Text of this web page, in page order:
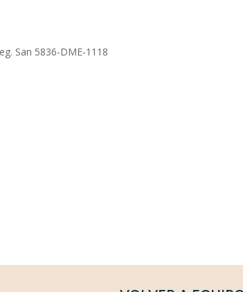
San 5836-DME-1118